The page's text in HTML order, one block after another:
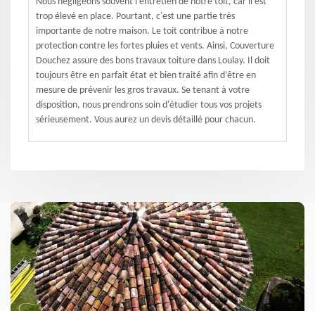
trop élevé en place. Pourtant, c'est une partie très
importante de notre maison. Le toit contribue à notre
protection contre les fortes pluies et vents. Ainsi, Couverture
Douchez assure des bons travaux toiture dans Loulay. Il doit
toujours être en parfait état et bien traité afin d’être en
mesure de prévenir les gros travaux. Se tenant à votre
disposition, nous prendrons soin d'étudier tous vos projets
sérieusement. Vous aurez un devis détaillé pour chacun.